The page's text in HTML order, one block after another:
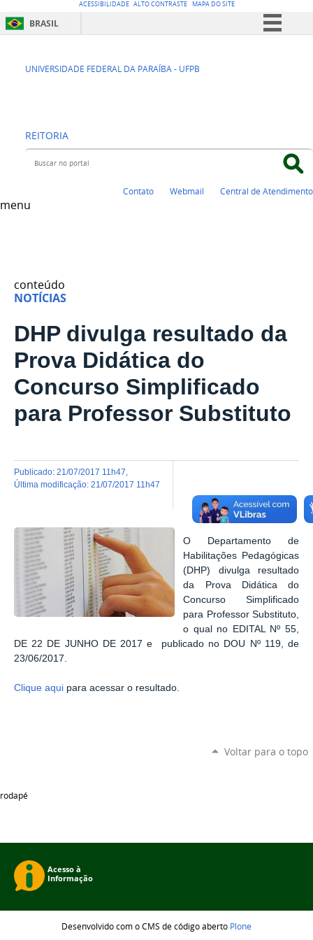
ACESSIBILIDADE ALTO CONTRASTE MAPA DO SITE
BRASIL
Comunica BR
UNIVERSIDADE FEDERAL DA PARAÍBA - UFPB
CENTRO DE
REITORIA
Buscar no portal
Contato Webmail Central de Atendimento
menu
conteúdo
NOTÍCIAS
DHP divulga resultado da
Prova Didática do
Concurso Simplificado
para Professor Substituto
publicado: 21/07/2017 11h47
última modificação: 21/07/2017 11h47
O Departamento de
Habilitações Pedagógicas
(DHP) divulga resultado
da Prova Didática do
Concurso Simplificado
para Professor Substituto,
o qual no EDITAL Nº 55,
DE 22 DE JUNHO DE 2017 e publicado no DOU Nº 119, de
23/06/2017.
Clique aqui para acessar o resultado.
Voltar para o topo
rodapé
Desenvolvido com o CMS de código aberto Plone